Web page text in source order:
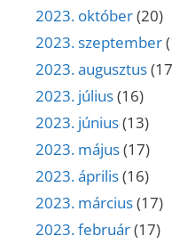
2023. október(20)
2023. szeptember
2023. augusztus
2023. július(16)
2023. június(13)
2023. május(17)
2023. április(16)
2023. március(17)
2023. február(17)